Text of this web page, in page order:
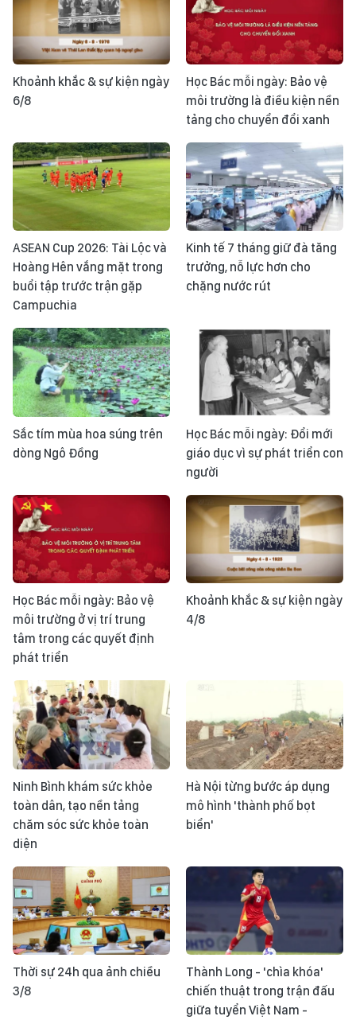
Khoảnh khắc & sự kiện ngày
6/8
Học Bác mỗi ngày: Bảo vệ
môi trường là điều kiện nền
tảng cho chuyển đổi xanh
ASEAN Cup 2026: Tài Lộc và
Hoàng Hên vắng mặt trong
buổi tập trước trận gặp
Campuchia
Kinh tế 7 tháng giữ đà tăng
trưởng, nỗ lực hơn cho
chặng nước rút
Sắc tím mùa hoa súng trên
dòng Ngô Đồng
Học Bác mỗi ngày: Đổi mới
giáo dục vì sự phát triển con
người
Học Bác mỗi ngày: Bảo vệ
môi trường ở vị trí trung
tâm trong các quyết định
phát triển
Khoảnh khắc & sự kiện ngày
4/8
Ninh Bình khám sức khỏe
toàn dân, tạo nền tảng
chăm sóc sức khỏe toàn
diện
Hà Nội từng bước áp dụng
mô hình 'thành phố bọt
biển'
Thời sự 24h qua ảnh chiều
3/8
Thành Long - 'chìa khóa'
chiến thuật trong trận đấu
giữa tuyển Việt Nam -